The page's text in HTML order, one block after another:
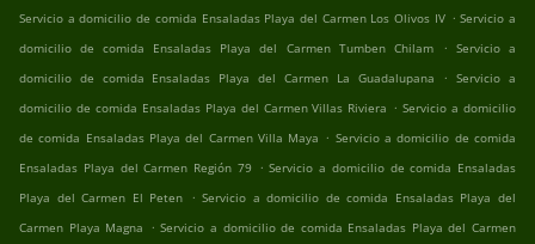
Servicio a domicilio de comida Ensaladas Playa del Carmen Los Olivos IV . Servicio a
domicilio de comida Ensaladas Playa del Carmen Tumben Chilam
. Servicio a
domicilio de comida Ensaladas Playa del Carmen La Guadalupana
. Servicio a
domicilio de comida Ensaladas Playa del Carmen Villas Riviera . Servicio a domicilio
de comida Ensaladas Playa del Carmen Villa Maya . Servicio a domicilio de comida
Ensaladas Playa del Carmen Región 79 . Servicio a domicilio de comida Ensaladas
Playa del Carmen El Peten . Servicio a domicilio de comida Ensaladas Playa del
Carmen Playa Magna . Servicio a domicilio de comida Ensaladas Playa del Carmen